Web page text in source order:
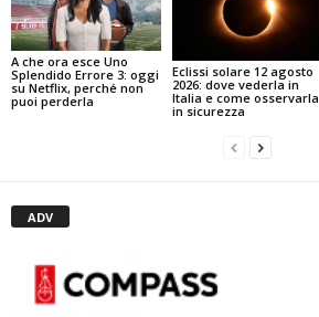
A che ora esce Uno
Splendido Errore 3: oggi
su Netflix, perché non
puoi perderla
Eclissi solare 12 agosto
2026: dove vederla in
Italia e come osservarla
in sicurezza
ADV